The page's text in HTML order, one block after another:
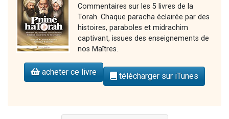
Commentaires sur les 5 livres de la
Torah. Chaque paracha éclairée par des
histoires, paraboles et midrachim
captivant, issues des enseignements de
nos Maîtres.
acheter ce livre télécharger sur iTunes